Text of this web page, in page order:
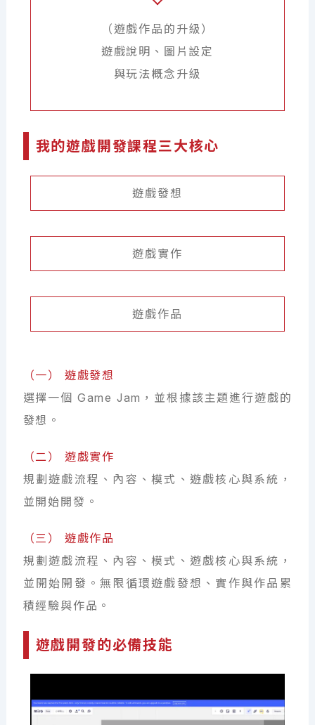
（遊戲作品的升級）
遊戲說明、圖片設定
與玩法概念升級
我的遊戲開發課程三大核心
遊戲發想
遊戲實作
遊戲作品
（一） 遊戲發想
選擇一個 Game Jam，並根據該主題進行遊戲的
發想。
（二） 遊戲實作
規劃遊戲流程、內容、模式、遊戲核心與系統，
並開始開發。
（三） 遊戲作品
規劃遊戲流程、內容、模式、遊戲核心與系統，
並開始開發。無限循環遊戲發想、實作與作品累
積經驗與作品。
遊戲開發的必備技能